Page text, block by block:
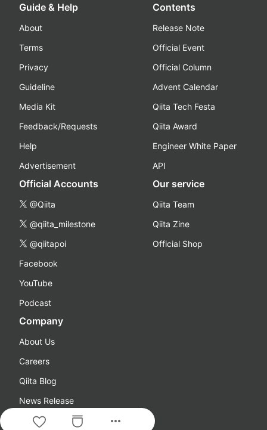
more_horiz
Guide & Help
About
Terms
Privacy
Guideline
Media Kit
Feedback/Requests
Help
Advertisement
Contents
Release Note
Official Event
Official Column
Advent Calendar
Qiita Tech Festa
Qiita Award
Engineer White Paper
API
Official Accounts
@Qiita
@qiita_milestone
@qiitapoi
Facebook
YouTube
Podcast
Our service
Qiita Team
Qiita Zine
Official Shop
Company
About Us
Careers
Qiita Blog
News Release